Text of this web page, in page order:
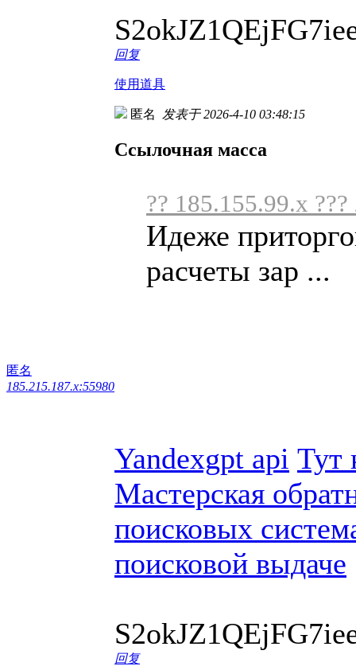
回复
使用道具
匿名
185.215.187.x:55980
匿名 发表于 2026-4-10 03:48:15
Ссылочная масса
?? 185.155.99.x
Идеже
расчеты зар ...
Yandexgpt api Тут
Мастерская
поисковых
поисковой выдаче
回复